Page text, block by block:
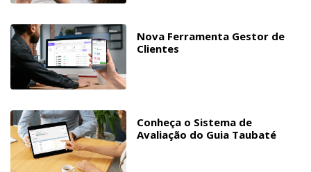
Nova Ferramenta Gestor de
Clientes
Conheça o Sistema de
Avaliação do Guia Taubaté